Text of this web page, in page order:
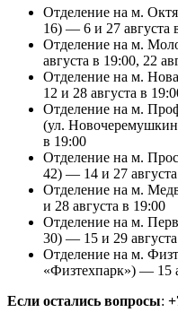
Отделение на м.
16) — 6 и 27 августа
Отделение на м.
августа в 19:00, 22
Отделение на м.
12 и 28 августа в
Отделение на м.
(ул.
в 19:00
Отделение на м.
42) — 14 и 27
Отделение на м.
и 28 августа в 19:00
Отделение на м.
30) — 15 и 29
Отделение на м.
«Физтехпарк») — 15
Если остались вопросы: